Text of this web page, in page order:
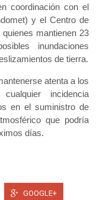
coordinación con el
y el Centro de
mantienen 23
inundaciones
de tierra.
atenta a los
incidencia
en el suministro de
que podría
días.
GOOGLE+